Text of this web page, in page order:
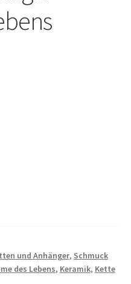
und Anhänger, Schmuck
des Lebens, Keramik, Kette